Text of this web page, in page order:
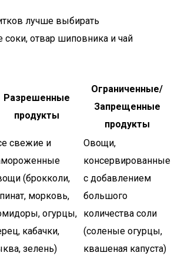
лучше выбирать
отвар шиповника и чай
Разрешенные
продукты
Ограниченные/
Запрещенные
продукты
свежие и
(брокколи,
морковь,
огурцы,
кабачки,
зелень)
Овощи,
консервированные
с добавлением
большого
количества соли
(соленые огурцы,
квашеная капуста)